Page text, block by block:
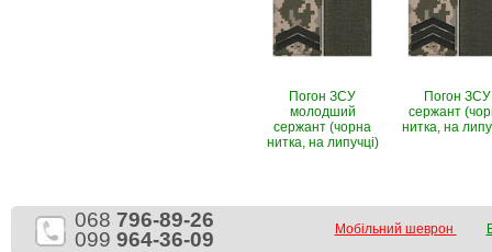
Погон ЗСУ
молодший
сержант (чорна
нитка, на липучці)
Погон ЗСУ
сержант
нитка, на
068 796-89-26
099 964-36-09 Мобільний шеврон